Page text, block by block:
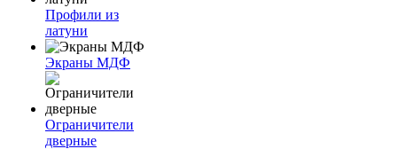
Профили из
латуни
Экраны МДФ
Ограничители
дверные